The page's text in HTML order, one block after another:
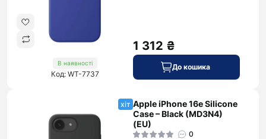
В наявності
Код: WT-7737
1 312 ₴
До кошика
хіт Apple iPhone 16e Silicone
Case – Black (MD3N4)
(EU)
0